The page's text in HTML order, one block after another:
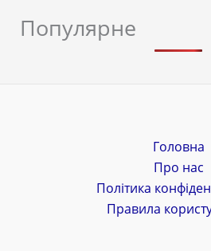
Популярне
Головна
Про нас
Політика
Правила